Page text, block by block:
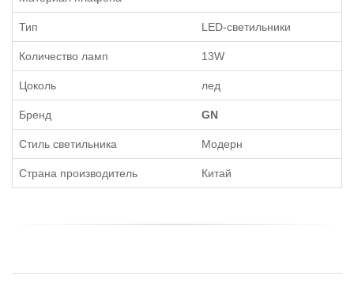
Тип LED-светильники
Количество ламп 13W
Цоколь лед
Бренд GN
Стиль светильника Модерн
Страна производитель Китай